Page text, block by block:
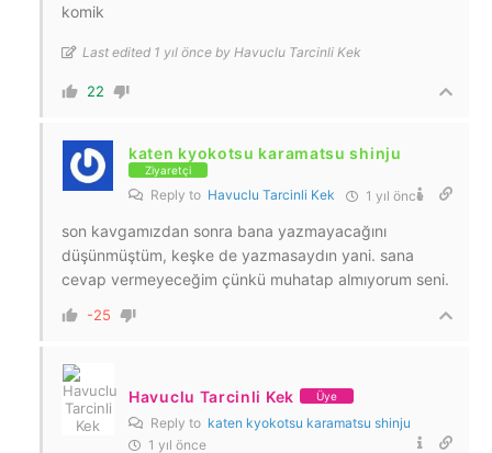
komik
Last edited 1 yıl önce by Havuclu Tarcinli Kek
22
katen kyokotsu karamatsu shinju
Ziyaretçi
Reply to Havuclu Tarcinli Kek 1 yıl önce
son kavgamızdan sonra bana yazmayacağını
düşünmüştüm, keşke de yazmasaydın yani. sana
cevap vermeyeceğim çünkü muhatap almıyorum seni.
-25
Havuclu Tarcinli Kek Üye
Reply to katen kyokotsu karamatsu shinju
1 yıl önce